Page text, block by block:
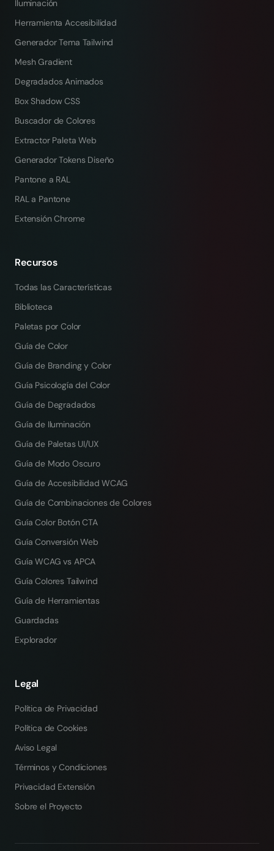
Iluminación
Herramienta Accesibilidad
Generador Tema Tailwind
Mesh Gradient
Degradados Animados
Box Shadow CSS
Buscador de Colores
Extractor Paleta Web
Generador Tokens Diseño
Pantone a RAL
RAL a Pantone
Extensión Chrome
Recursos
Todas las Características
Biblioteca
Paletas por Color
Guía de Color
Guía de Branding y Color
Guía Psicología del Color
Guía de Degradados
Guía de Iluminación
Guía de Paletas UI/UX
Guía de Modo Oscuro
Guía de Accesibilidad WCAG
Guía de Combinaciones de Colores
Guía Color Botón CTA
Guía Conversión Web
Guía WCAG vs APCA
Guía Colores Tailwind
Guía de Herramientas
Guardadas
Explorador
Legal
Política de Privacidad
Política de Cookies
Aviso Legal
Términos y Condiciones
Privacidad Extensión
Sobre el Proyecto